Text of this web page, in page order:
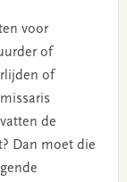
voor
of
of
de
Dan moet die